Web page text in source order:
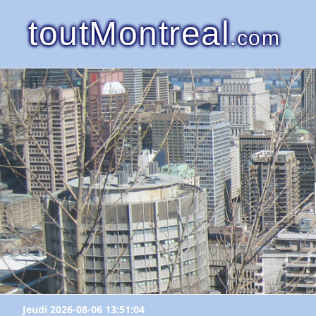
toutMontreal.com
Jeudi 2026-08-06 13:51:04